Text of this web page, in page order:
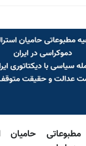
مطبوعاتی حامیان